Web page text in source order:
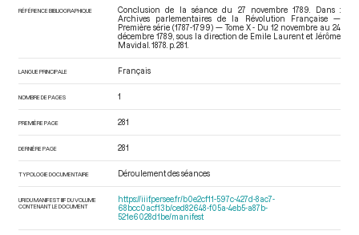
RÉFÉRENCE BIBLIOGRAPHIQUE
Conclusion de la séance du 27 novembre 1789. Dans :
Archives parlementaires de la Révolution Française —
Première série (1787-1799) — Tome X - Du 12 novembre au 24
décembre 1789 , sous la direction de Emile Laurent et Jérôme
Mavidal. 1878. p. 281.
LANGUE PRINCIPALE Français
NOMBRE DE PAGES 1
PREMIÈRE PAGE 281
DERNIÈRE PAGE 281
TYPOLOGIE DOCUMENTAIRE Déroulement des séances
URI DU MANIFEST IIIF DU VOLUME
CONTENANT LE DOCUMENT
https://iiif.persee.fr/b0e2cf11-597c-427d-8ac7-
68bcc0acf13b/ced82648-f05a-4eb5-a87b-
521e6028d1be/manifest